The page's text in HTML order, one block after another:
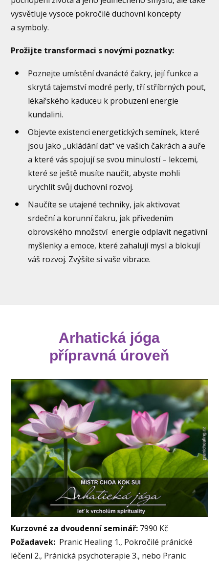
vysvětluje vysoce pokročilé duchovní koncepty
a symboly.
Prožijte transformaci s novými poznatky:
Poznejte umístění dvanácté čakry, její funkce a
skrytá tajemství modré perly, tří stříbrných pout,
lékařského kaduceu k probuzení energie
kundalini.
Objevte existenci energetických semínek, které
jsou jako „ukládání dat“ ve vašich čakrách a auře
a které vás spojují se svou minulostí – lekcemi,
které se ještě musíte naučit, abyste mohli
urychlit svůj duchovní rozvoj.
Naučíte se utajené techniky, jak aktivovat
srdeční a korunní čakru, jak přivedením
obrovského množství energie odplavit negativní
myšlenky a emoce, které zahalují mysl a blokují
váš rozvoj. Zvýšíte si vaše vibrace.
Arhatická jóga
přípravná úroveň
Kurzovné za dvoudenní seminář: 7990 Kč
Požadavek: Pranic Healing 1., Pokročilé pránické
léčení 2., Pránická psychoterapie 3., nebo Pranic